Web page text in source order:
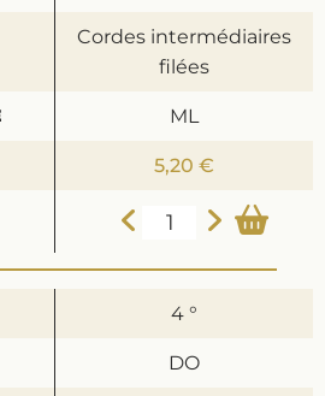
Cordes intermédiaires
filées
ML
5,20 €
4 °
DO